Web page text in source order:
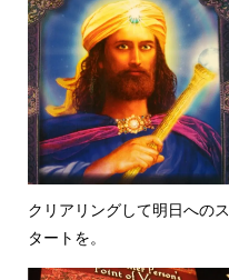
クリアリングして明日へのス
タートを。